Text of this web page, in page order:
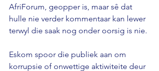
AfriForum, geopper is, maar sê dat
hulle nie verder kommentaar kan lewer
terwyl die saak nog onder oorsig is nie.
Eskom spoor die publiek aan om
korrupsie of onwettige aktiwiteite deur